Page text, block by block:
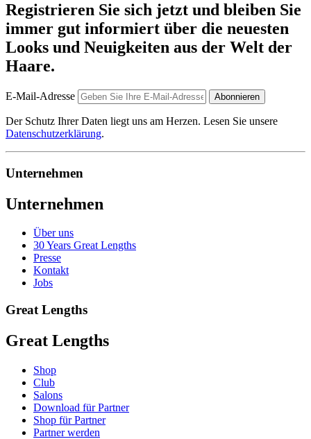
Registrieren Sie sich jetzt und bleiben Sie
immer gut informiert über die neuesten
Looks und Neuigkeiten aus der Welt der
Haare.
E-Mail-Adresse Abonnieren
Der Schutz Ihrer Daten liegt uns am Herzen. Lesen Sie unsere
Datenschutzerklärung.
Unternehmen
Unternehmen
Über uns
30 Years Great Lengths
Presse
Kontakt
Jobs
Great Lengths
Great Lengths
Shop
Club
Salons
Download für Partner
Shop für Partner
Partner werden